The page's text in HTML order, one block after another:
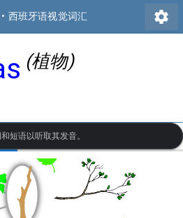
• 西班牙语视觉词汇 settings
(植物)
短语以听取其发音。